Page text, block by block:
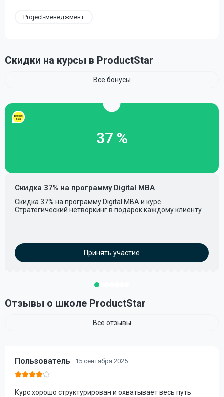
Project-менеджмент
Скидки на курсы в ProductStar
Все бонусы
37 %
Скидка 37% на программу Digital MBA
Скидка 37% на программу Digital MBA и курс
Стратегический нетворкинг в подарок каждому клиенту
Принять участие
Отзывы о школе ProductStar
Все отзывы
Пользователь 15 сентября 2025
Курс хорошо структурирован и охватывает весь путь